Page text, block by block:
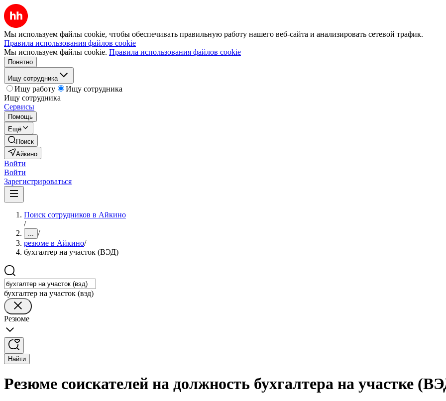
Мы используем файлы cookie, чтобы обеспечивать правильную работу нашего веб-сайта и анализировать сетевой трафик.
Правила использования файлов cookie
Мы используем файлы cookie. Правила использования файлов cookie
Понятно
Ищу сотрудника
Ищу работу
Ищу сотрудника
Ищу сотрудника
Сервисы
Помощь
Ещё
Поиск
Айкино
Войти
Войти
Зарегистрироваться
Поиск сотрудников в Айкино
/
... /
резюме в Айкино/
бухгалтер на участок (ВЭД)
бухгалтер на участок (вэд)
Резюме
Найти
Резюме соискателей на должность бухгалтера на участке